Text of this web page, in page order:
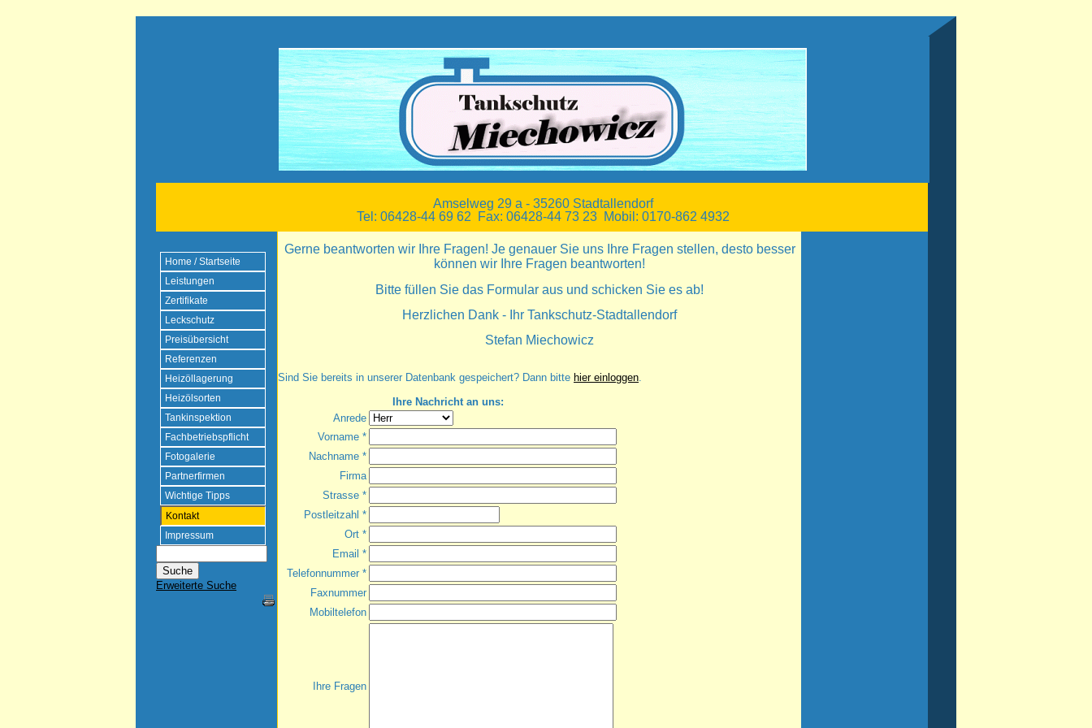
Amselweg 29 a - 35260 Stadtallendorf
Tel: 06428-44 69 62 Fax: 06428-44 73 23 Mobil: 0170-862 4932
Home / Startseite
Leistungen
Zertifikate
Leckschutz
Preisübersicht
Referenzen
Heizöllagerung
Heizölsorten
Tankinspektion
Fachbetriebspflicht
Fotogalerie
Partnerfirmen
Wichtige Tipps
Kontakt
Impressum
Erweiterte Suche
Gerne beantworten wir Ihre Fragen! Je genauer Sie uns Ihre Fragen stellen, desto besser
können wir Ihre Fragen beantworten!
Bitte füllen Sie das Formular aus und schicken Sie es ab!
Herzlichen Dank - Ihr Tankschutz-Stadtallendorf
Stefan Miechowicz
Sind Sie bereits in unserer Datenbank gespeichert? Dann bitte hier einloggen
Ihre Nachricht an uns:
Anrede
Vorname *
Nachname *
Firma
Strasse *
Postleitzahl *
Ort *
Email *
Telefonnummer *
Faxnummer
Mobiltelefon
Ihre Fragen